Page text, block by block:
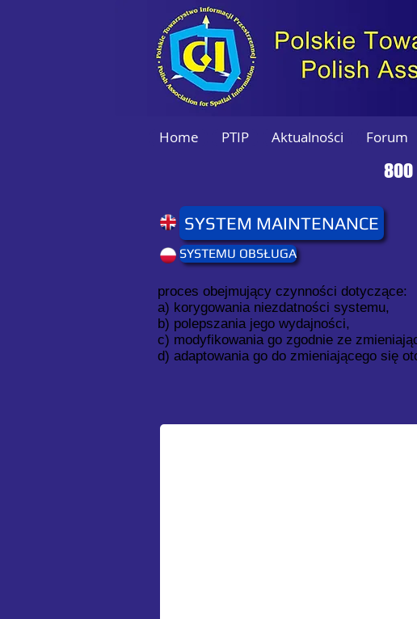
Home PTIP Aktualności Forum
SYSTEM MAINTENANCE
800
SYSTEMU OBSŁUGA
proces obejmujący czynności dotyczące:
a) korygowania niezdatności systemu,
b) polepszania jego wydajności,
c) modyfikowania go zgodnie ze
d) adaptowania go do zmieniającego się